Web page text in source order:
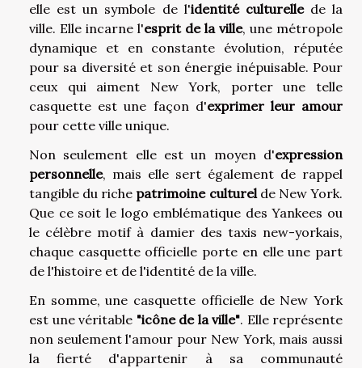
elle est un symbole de l'identité culturellede la
ville. Elle incarne l'esprit de la ville, une métropole
dynamique et en constante évolution, réputée
pour sa diversité et son énergie inépuisable. Pour
ceux qui aiment New York, porter une telle
casquette est une façon d'exprimer leur amour
pour cette ville unique.
Non seulement elle est un moyen d'expression
personnelle, mais elle sert également de rappel
tangible du riche patrimoine culturelde New York.
Que ce soit le logo emblématique des Yankees ou
le célèbre motif à damier des taxis new-yorkais,
chaque casquette officielle porte en elle une part
de l'histoire et de l'identité de la ville.
En somme, une casquette officielle de New York
est une véritable "icône de la ville". Elle représente
non seulement l'amour pour New York, mais aussi
la fierté d'appartenir à sa communauté